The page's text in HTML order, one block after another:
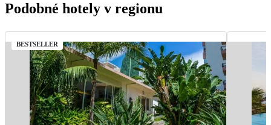
Podobné hotely v regionu
BESTSELLER